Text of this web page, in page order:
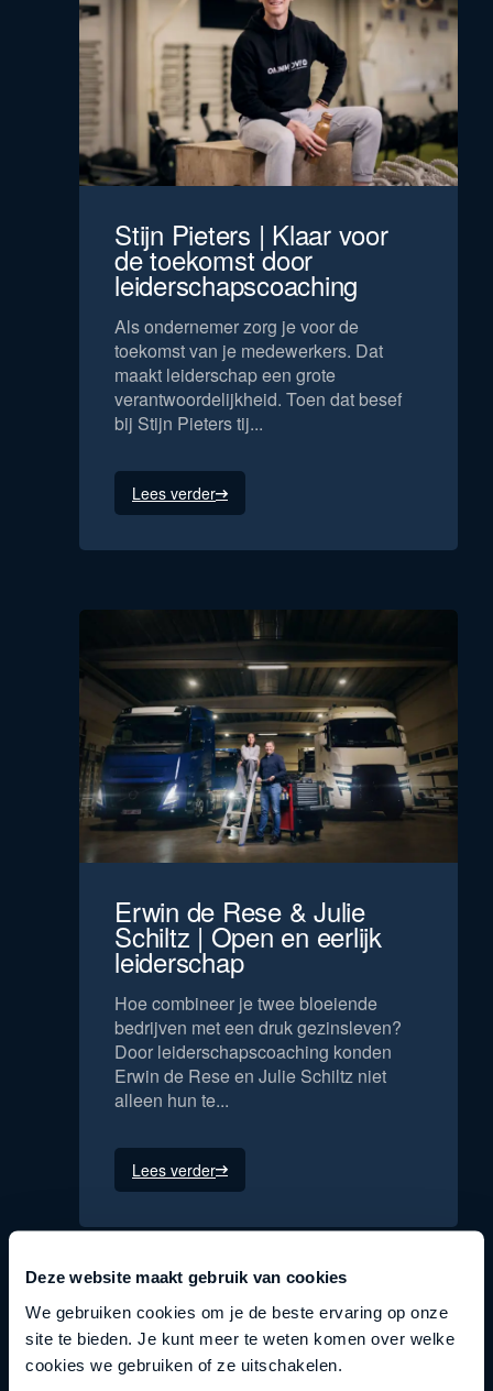
Deze website maakt gebruik van cookies
We gebruiken cookies om je de beste ervaring op onze
site te bieden. Je kunt meer te weten komen over welke
cookies we gebruiken of ze uitschakelen.
Stijn Pieters | Klaar voor
de toekomst door
leiderschapscoaching
Als ondernemer zorg je voor de
toekomst van je medewerkers. Dat
maakt leiderschap een grote
verantwoordelijkheid. Toen dat besef
bij Stijn Pieters tij...
Lees verder
Erwin de Rese & Julie
Schiltz | Open en eerlijk
leiderschap
Hoe combineer je twee bloeiende
bedrijven met een druk gezinsleven?
Door leiderschapscoaching konden
Erwin de Rese en Julie Schiltz niet
alleen hun te...
Lees verder